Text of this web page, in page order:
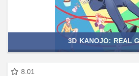
3D KANOJO: REAL
8.01